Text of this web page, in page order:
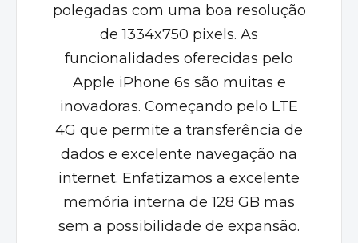
polegadas com uma boa resolução
de 1334x750 pixels. As
funcionalidades oferecidas pelo
Apple iPhone 6s são muitas e
inovadoras. Começando pelo LTE
4G que permite a transferência de
dados e excelente navegação na
internet. Enfatizamos a excelente
memória interna de 128 GB mas
sem a possibilidade de expansão.